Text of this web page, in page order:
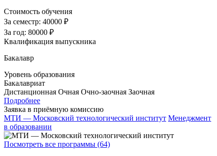
Стоимость обучения
За семестр: 40000 ₽
За год: 80000 ₽
Квалификация выпускника
Бакалавр
Уровень образования
Бакалавриат
Дистанционная Очная Очно-заочная Заочная
Подробнее
Заявка в приёмную комиссию
МТИ — Московский технологический институт Менеджмент
в образовании
Посмотреть все программы (64)